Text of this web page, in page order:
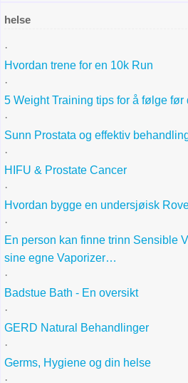
helse
·
Hvordan trene for en 10k Run
·
5 Weight Training tips for å følge
·
Sunn Prostata og effektiv
·
HIFU & Prostate Cancer
·
Hvordan bygge en undersjøisk
·
En person kan finne trinn Sensible
sine egne Vaporizer…
·
Badstue Bath - En oversikt
·
GERD Natural Behandlinger
·
Germs, Hygiene og din helse
·